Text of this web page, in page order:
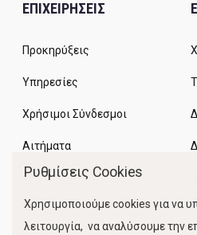
ΕΠΙΧΕΙΡΗΣΕΙΣ
Προκηρύξεις
Υπηρεσίες
Χρήσιμοι Σύνδεσμοι
Αιτήματα
Ρυθμίσεις Cookies
Χρησιμοποιούμε cookies για να
λειτουργία, να αναλύσουμε την